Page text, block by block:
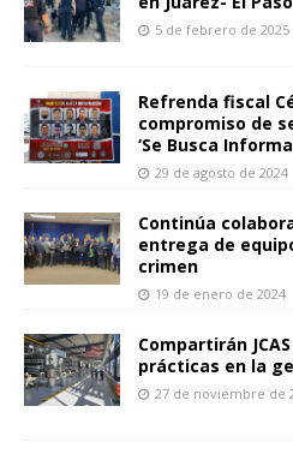
p o g
ar
r
5 de febrero de 2025
Refrenda fiscal
compromiso de
‘Se Busca
29 de agosto de 2024
Continúa
entrega de
crimen
19 de enero de 2024
Compartirán
prácticas en la
27 de noviembre de